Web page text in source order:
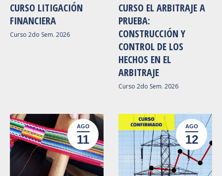
CURSO LITIGACIÓN
FINANCIERA
Curso 2do Sem. 2026
CURSO EL ARBITRAJE A
PRUEBA:
CONSTRUCCIÓN Y
CONTROL DE LOS
HECHOS EN EL
ARBITRAJE
Curso 2do Sem. 2026
AGO
11
AGO
12